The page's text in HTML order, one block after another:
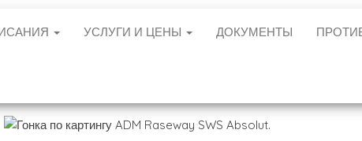
УСЛУГИ И ЦЕНЫ ДОКУМЕНТЫ